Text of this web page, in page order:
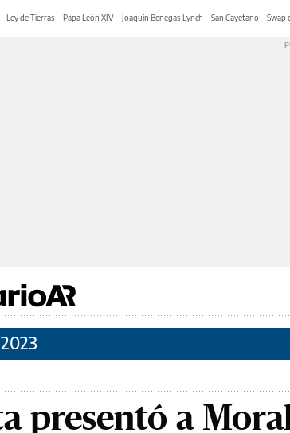
Ley de Tierras Papa León XIV Joaquín Benegas Lynch San Cayetano Swap
presentó a